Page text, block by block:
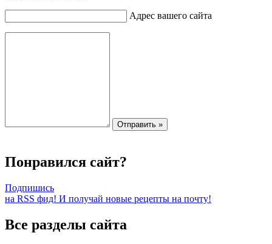
Адрес вашего сайта
Понравился сайт?
Подпишись
на RSS фид! И получай новые рецепты на почту!
Все разделы сайта